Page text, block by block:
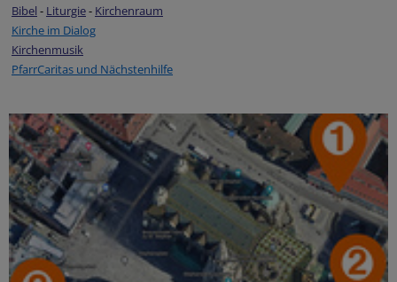
Bibel - Liturgie- Kirchenraum
Kirche im Dialog
Kirchenmusik
PfarrCaritas und Nächstenhilfe